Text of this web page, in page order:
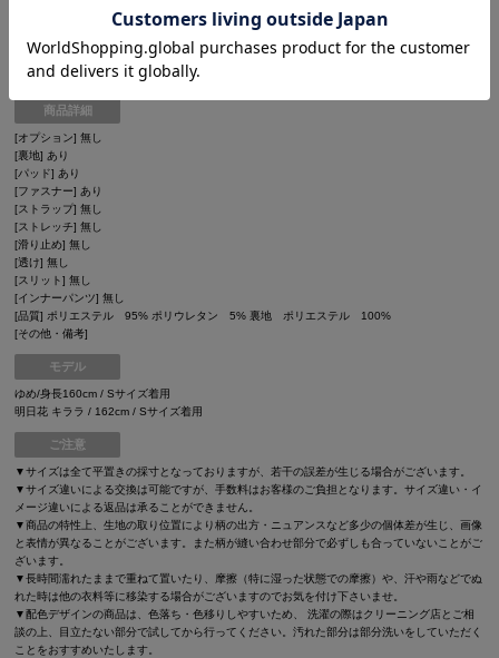
B：約89.4cm / W:約69cm / H:約94.4cm
脇下：約60.5cm
商品詳細
[オプション] 無し
[裏地] あり
[パッド] あり
[ファスナー] あり
[ストラップ] 無し
[ストレッチ] 無し
[滑り止め] 無し
[透け] 無し
[スリット] 無し
[インナーパンツ] 無し
[品質] ポリエステル 95% ポリウレタン 5% 裏地 ポリエステル 100%
[その他・備考]
モデル
ゆめ/身長160cm / Sサイズ着用
明日花 キララ / 162cm / Sサイズ着用
ご注意
▼サイズは全て平置きの採寸となっておりますが、若干の誤差が生じる場合がございます。
▼サイズ違いによる交換は可能ですが、手数料はお客様のご負担となります。サイズ違い・イ
メージ違いによる返品は承ることができません。
▼商品の特性上、生地の取り位置により柄の出方・ニュアンスなど多少の個体差が生じ、画像
と表情が異なることがございます。また柄が縫い合わせ部分で必ずしも合っていないことがご
ざいます。
▼長時間濡れたままで重ねて置いたり、摩擦（特に湿った状態での摩擦）や、汗や雨などでぬ
れた時は他の衣料等に移染する場合がございますのでお気を付け下さいませ。
▼配色デザインの商品は、色落ち・色移りしやすいため、 洗濯の際はクリーニング店とご相
談の上、目立たない部分で試してから行ってください。汚れた部分は部分洗いをしていただく
ことをおすすめいたします。